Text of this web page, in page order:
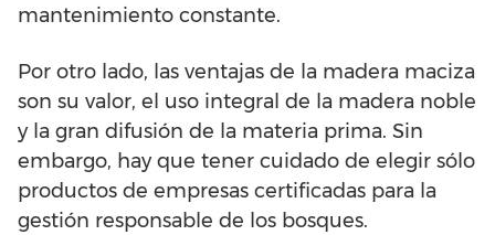
mantenimiento constante.
Por otro lado, las ventajas de la madera maciza
son su valor, el uso integral de la madera noble
y la gran difusión de la materia prima. Sin
embargo, hay que tener cuidado de elegir sólo
productos de empresas certificadas para la
gestión responsable de los bosques.